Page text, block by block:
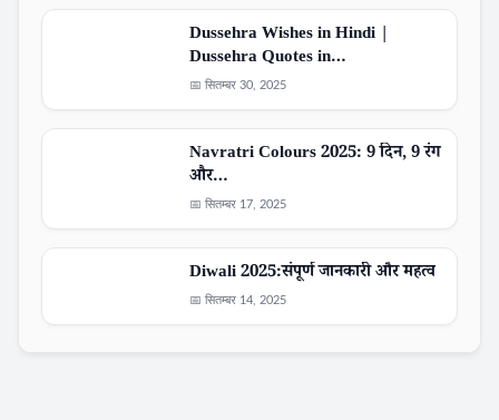
Dussehra Wishes in Hindi |
Dussehra Quotes in…
📅 सितम्बर 30, 2025
Navratri Colours 2025: 9 दिन, 9 रंग
और…
📅 सितम्बर 17, 2025
Diwali 2025:संपूर्ण जानकारी और महत्व
📅 सितम्बर 14, 2025